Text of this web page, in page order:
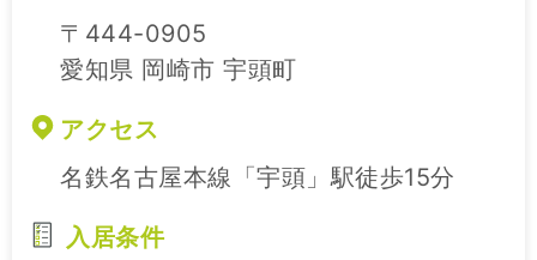
〒444-0905
愛知県 岡崎市 宇頭町
アクセス
名鉄名古屋本線「宇頭」駅徒歩15分
入居条件